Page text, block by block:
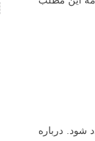
درباره